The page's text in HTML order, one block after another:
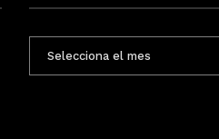
MENSUALS